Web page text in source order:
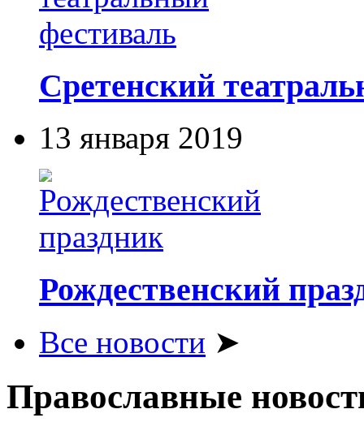
Сретенский
13 января 2019
Рождественский
Все новости ➤
Православные